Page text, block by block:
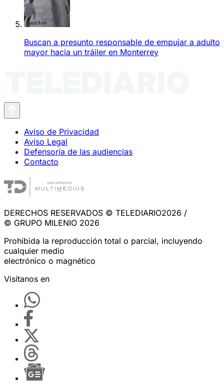
Buscan a presunto responsable de empujar a adulto
mayor hacia un tráiler en Monterrey
Aviso de Privacidad
Aviso Legal
Defensoría de las audiencias
Contacto
DERECHOS RESERVADOS © TELEDIARIO2026 /
© GRUPO MILENIO 2026
Prohibida la reproducción total o parcial, incluyendo
cualquier medio
electrónico o magnético
Visítanos en